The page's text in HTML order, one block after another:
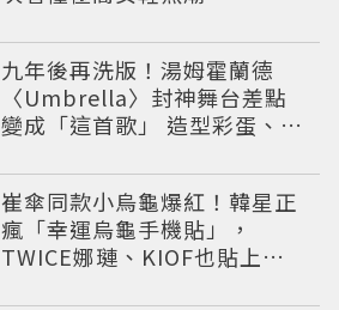
九年後再洗版！湯姆霍蘭德
〈Umbrella〉封神舞台差點
變成「這首歌」 造型彩蛋、暖
崔傘同款小烏龜爆紅！韓星正
瘋「幸運烏龜手機貼」，
TWICE娜璉、KIOF也貼上求